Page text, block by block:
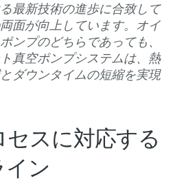
最新技術の進歩に合致して
面が向上しています。オイ
ンプのどちらであっても、
真空ポンプシステムは、熱
ダウンタイムの短縮を実現
スに対応する
イン